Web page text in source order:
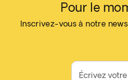
Pour le
Inscrivez-vous à notre
Écrivez